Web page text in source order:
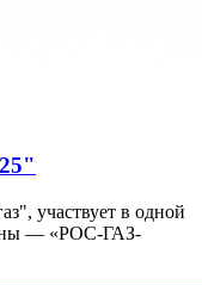
участвует в одной
— «РОС-ГАЗ-